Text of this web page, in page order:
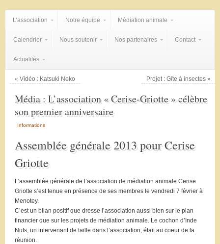
L’association Notre équipe Médiation animale
Calendrier Nous soutenir Nos partenaires Contact
Actualités
« Vidéo : Katsuki Neko Projet : Gîte à insectes»
Média : L’association « Cerise-Griotte » célèbre
son premier anniversaire
Informations
Assemblée générale 2013 pour Cerise
Griotte
L’assemblée générale de l’association de médiation animale Cerise
Griotte s’est tenue en présence de ses membres le vendredi 7 février à
Menotey.
C’est un bilan positif que dresse l’association aussi bien sur le plan
financier que sur les projets de médiation animale. Le cochon d’Inde
Nuts, un intervenant de taille dans l’association, était au coeur de la
réunion.